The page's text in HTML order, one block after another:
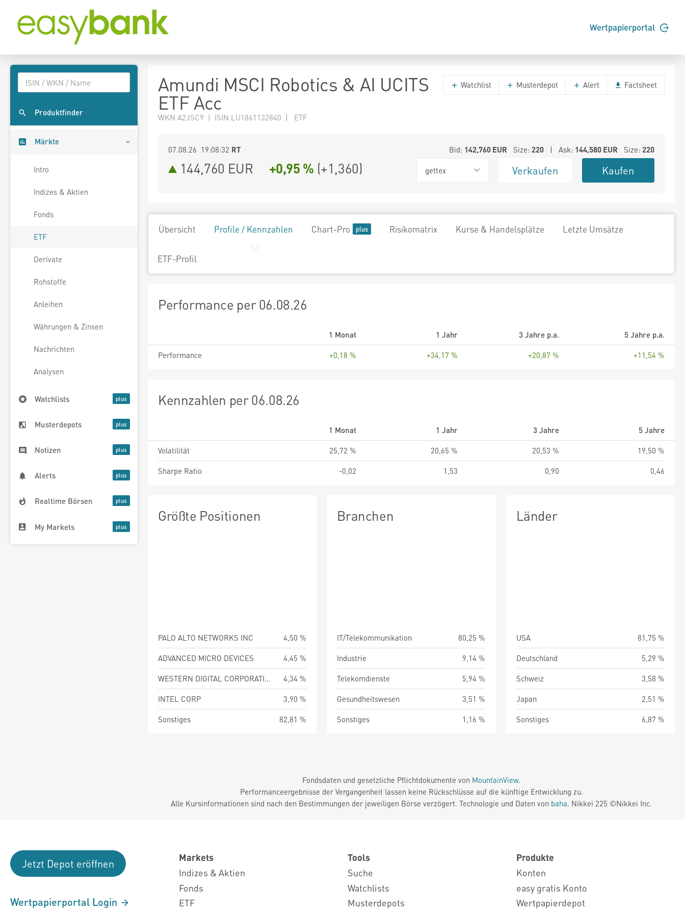
Wertpapierportal
Produktfinder
Märkte
Intro
Indizes & Aktien
Fonds
ETF
Derivate
Rohstoffe
Anleihen
Währungen & Zinsen
Nachrichten
Analysen
Watchlists
Musterdepots
Notizen
Alerts
Realtime Börsen
My Markets
Amundi MSCI Robotics & AI UCITS
ETF Acc
WKN A2JSC9 | ISIN LU1861132840 | ETF
Watchlist Musterdepot Alert Factsheet
07.08.26 19:08:32 RT Bid: 142,760EUR Size: 220| Ask: 144,580EUR Size: 220
144,760 EUR +0,95 % (+1,360) gettex Verkaufen Kaufen
Übersicht Profile / Kennzahlen Chart-Pro Risikomatrix Kurse & Handelsplätze Letzte Umsätze
ETF-Profil
Performance per 06.08.26
1 Monat 1 Jahr 3 Jahre p.a.
5 Jahre p.a.
Performance
+0,18 % +34,17 % +20,87 % +11,54 %
Kennzahlen per 06.08.26
1 Monat 1 Jahr 3 Jahre
5 Jahre
Volatilität
25,72 % 20,65 % 20,53 %
19,50 %
Sharpe Ratio
-0,02 1,53 0,90 0,46
Größte Positionen
PALO ALTO NETWORKS INC
4,50 %
ADVANCED MICRO DEVICES
4,45 %
WESTERN DIGITAL CORPORATION
4,34 %
INTEL CORP
3,90 %
Sonstiges
82,81 %
Branchen
IT/Telekommunikation
80,25 %
Industrie
9,14 %
Telekomdienste
5,94 %
Gesundheitswesen
3,51 %
Sonstiges
1,16 %
Länder
USA
81,75 %
Deutschland
5,29 %
Schweiz
3,58 %
Japan
2,51 %
Sonstiges
6,87 %
Fondsdaten und gesetzliche Pflichtdokumente von MountainView.
Performanceergebnisse der Vergangenheit lassen keine Rückschlüsse auf die künftige Entwicklung zu.
Alle Kursinformationen sind nach den Bestimmungen der jeweiligen Börse verzögert. Technologie und Daten von baha. Nikkei 225 ©Nikkei Inc.
Jetzt Depot eröffnen
Wertpapierportal Login
Markets
Indizes & Aktien
Fonds
ETF
Tools
Suche
Watchlists
Musterdepots
Produkte
Konten
easy gratis Konto
Wertpapierdepot